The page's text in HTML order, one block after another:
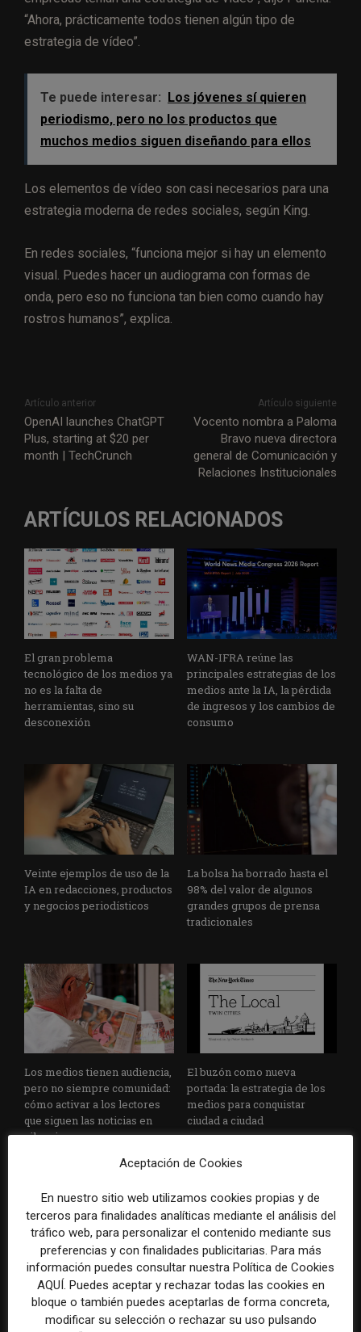
“Ahora, prácticamente todos tienen algún tipo de
estrategia de vídeo”.
Te puede interesar:
Los jóvenes sí quieren
periodismo, pero no los productos que
muchos medios siguen diseñando para ellos
Los elementos de vídeo son casi necesarios para una
estrategia moderna de redes sociales, según King.
En redes sociales, “funciona mejor si hay un elemento
visual. Puedes hacer un audiograma con formas de
onda, pero eso no funciona tan bien como cuando hay
rostros humanos”, explica.
Artículo anterior
OpenAI launches ChatGPT
Plus, starting at $20 per
month | TechCrunch
Artículo siguiente
Vocento nombra a Paloma
Bravo nueva directora
general de Comunicación y
Relaciones Institucionales
ARTÍCULOS RELACIONADOS
El gran problema
tecnológico de los medios ya
no es la falta de
herramientas, sino su
desconexión
WAN-IFRA reúne las
principales estrategias de los
medios ante la IA, la pérdida
de ingresos y los cambios de
consumo
Veinte ejemplos de uso de la
IA en redacciones, productos
y negocios periodísticos
La bolsa ha borrado hasta el
98% del valor de algunos
grandes grupos de prensa
tradicionales
Los medios tienen audiencia,
pero no siempre comunidad:
cómo activar a los lectores
que siguen las noticias en
silencio
El buzón como nueva
portada: la estrategia de los
medios para conquistar
ciudad a ciudad
Cómo adelantarse a los
resúmenes con IA de Google
en las noticias de última hora:
Cuando el lector ya no llega
al medio, el medio tiene que
llegar a sus rutinas
Aceptación de Cookies
En nuestro sitio web utilizamos cookies propias y de
terceros para finalidades analíticas mediante el análisis del
tráfico web, para personalizar el contenido mediante sus
preferencias y con finalidades publicitarias. Para más
información puedes consultar nuestra Política de Cookies
AQUÍ. Puedes aceptar y rechazar todas las cookies en
bloque o también puedes aceptarlas de forma concreta,
modificar su selección o rechazar su uso pulsando